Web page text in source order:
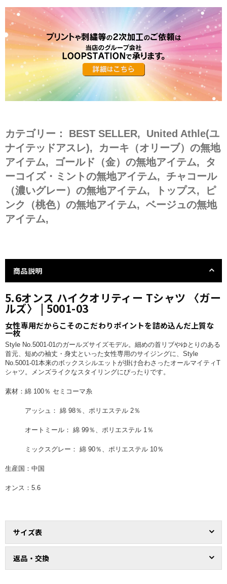
カテゴリー： BEST SELLER, United Athle(ユ
ナイテッドアスレ), カーキ（オリーブ）の無地
アイテム, ゴールド（金）の無地アイテム, タ
ーコイズ・ミントの無地アイテム, チャコール
（濃いグレー）の無地アイテム, トップス,
ピ
ンク（桃色）の無地アイテム, ベージュの無地
アイテム,
商品説明
5.6オンス ハイクオリティー Tシャツ 〈ガー
ルズ〉 | 5001-03
女性専用だからこそのこだわりポイントを詰め込んだ上質な
一枚
Style No.5001-01のガールズサイズモデル。細めの首リブやゆとりのある
首元、短めの袖丈・身丈といった女性専用のサイジングに、Style
No.5001-01本来のボックスシルエットが掛け合わさったオールマイティT
シャツ。メンズライクなスタイリングにぴったりです。
素材：綿 100％ セミコーマ糸
アッシュ： 綿 98％、ポリエステル 2％
オートミール： 綿 99％、ポリエステル 1％
ミックスグレー： 綿 90％、ポリエステル 10％
生産国：中国
オンス：5.6
サイズ表
返品・交換